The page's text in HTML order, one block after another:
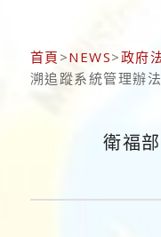
首頁 >NEWS>政府
溯追蹤系統管理辦法
衛福